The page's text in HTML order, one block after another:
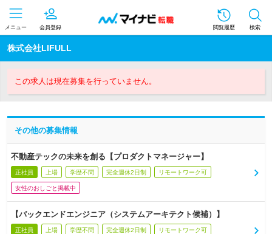
メニュー 会員登録 閲覧履歴 検索
株式会社LIFULL
この求人は現在募集を行っていません。
その他の募集情報
不動産テックの未来を創る【プロダクトマネージャー】
正社員 上場 学歴不問 完全週休2日制 リモートワーク可
女性のおしごと掲載中
【バックエンドエンジニア（システムアーキテクト候補）】
正社員 上場 学歴不問 完全週休2日制 リモートワーク可